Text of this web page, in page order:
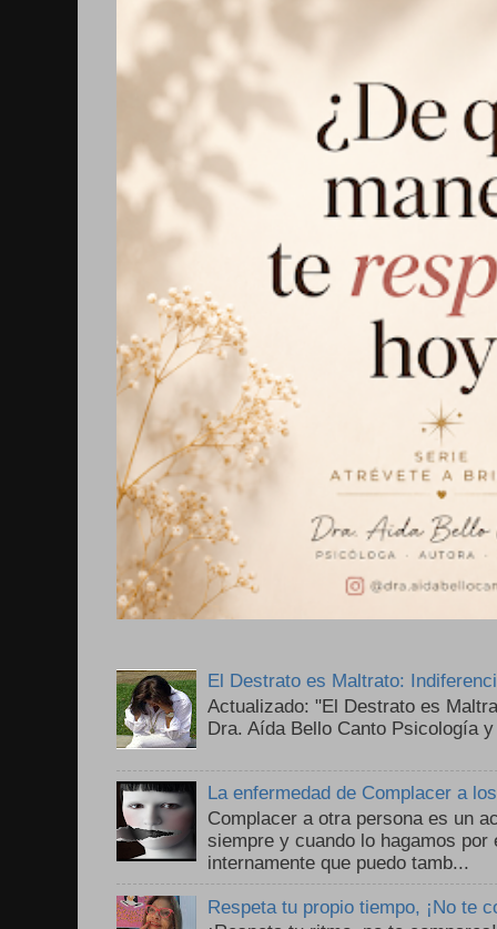
El Destrato es Maltrato:
Actualizado: "El Destrato es
Dra. Aída Bello Canto Psicología
La enfermedad de Complacer a
Complacer a otra persona es un
siempre y cuando lo hagamos por
internamente que puedo tamb...
Respeta tu propio tiempo, ¡No te